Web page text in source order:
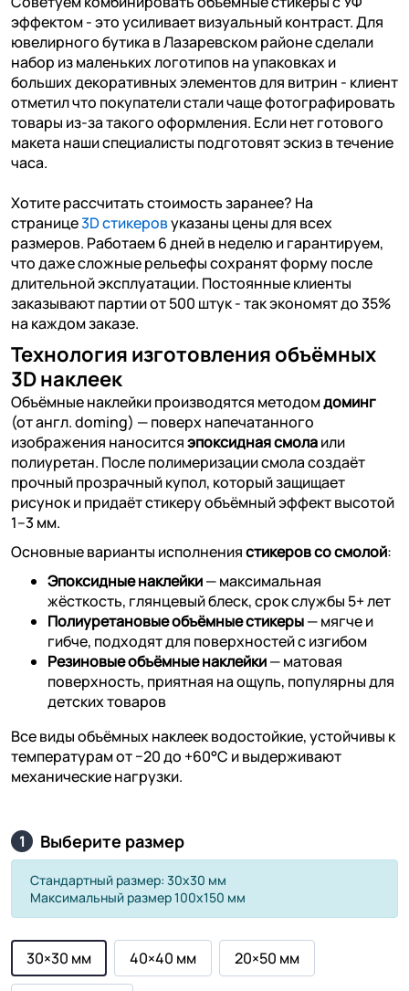
эффектом - это усиливает визуальный контраст. Для
ювелирного бутика в Лазаревском районе сделали
набор из маленьких логотипов на упаковках и
больших декоративных элементов для витрин - клиент
отметил что покупатели стали чаще фотографировать
товары из-за такого оформления. Если нет готового
макета наши специалисты подготовят эскиз в течение
часа.
Хотите рассчитать стоимость заранее? На
странице3D стикеровуказаны цены для всех
размеров. Работаем 6 дней в неделю и гарантируем,
что даже сложные рельефы сохранят форму после
длительной эксплуатации. Постоянные клиенты
заказывают партии от 500 штук - так экономят до 35%
на каждом заказе.
Технология изготовления объёмных
3D наклеек
Объёмные наклейки производятся методомдоминг
(от англ. doming) — поверх напечатанного
изображения наноситсяэпоксидная смолаили
полиуретан. После полимеризации смола создаёт
прочный прозрачный купол, который защищает
рисунок и придаёт стикеру объёмный эффект высотой
1–3 мм.
Основные варианты исполнениястикеров со смолой:
Эпоксидные наклейки— максимальная
жёсткость, глянцевый блеск, срок службы 5+ лет
Полиуретановые объёмные стикеры— мягче и
гибче, подходят для поверхностей с изгибом
Резиновые объёмные наклейки— матовая
поверхность, приятная на ощупь, популярны для
детских товаров
Все виды объёмных наклеек водостойкие, устойчивы к
температурам от −20 до +60°C и выдерживают
механические нагрузки.
1 Выберите размер
Стандартный размер: 30х30 мм
Максимальный размер 100х150 мм
30×30 мм 40×40 мм 20×50 мм